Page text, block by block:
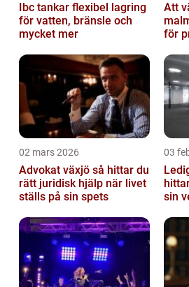
Ibc tankar flexibel lagring
för vatten, bränsle och
mycket mer
Att
malmö en
för
02 mars 2026
Advokat växjö så hittar du
rätt juridisk hjälp när livet
ställs på sin spets
03
sin